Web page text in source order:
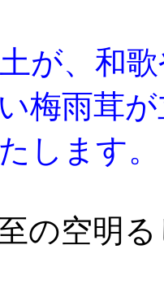
が、和
梅雨茸
します。
明る